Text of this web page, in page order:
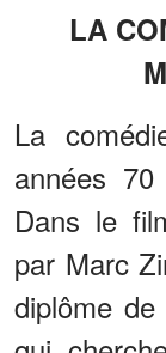
LA
La
années
Dans le
par Marc
diplôme